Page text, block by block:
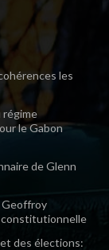
les
régime
le Gabon
de Glenn
Geoffroy
constitutionnelle
des élections: